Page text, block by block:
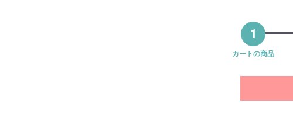
1
カートの商品